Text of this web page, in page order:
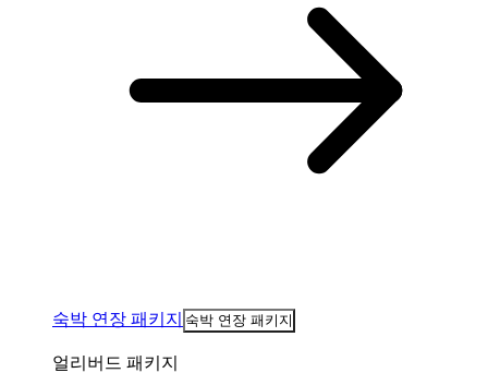
숙박 연장 패키지 숙박 연장 패키지
얼리버드 패키지